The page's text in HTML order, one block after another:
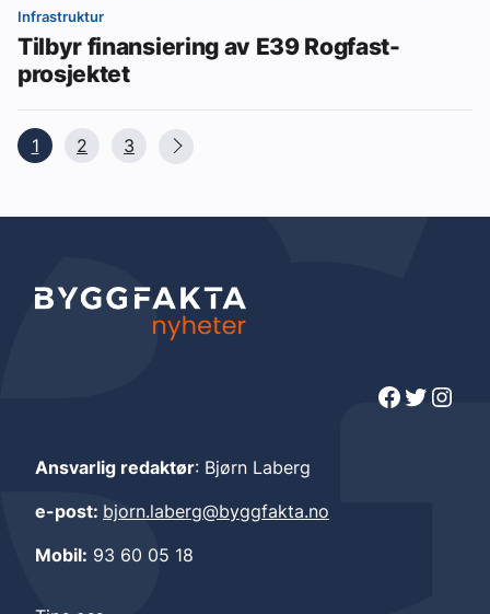
Infrastruktur
Tilbyr finansiering av E39 Rogfast-
prosjektet
1 2 3
Facebook Twitter Instagram
Ansvarlig redaktør: Bjørn Laberg
e-post: bjorn.laberg@byggfakta.no
Mobil: 93 60 05 18